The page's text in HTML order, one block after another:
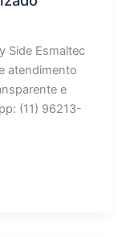
Side Esmaltec
atendimento
e
(11) 96213-